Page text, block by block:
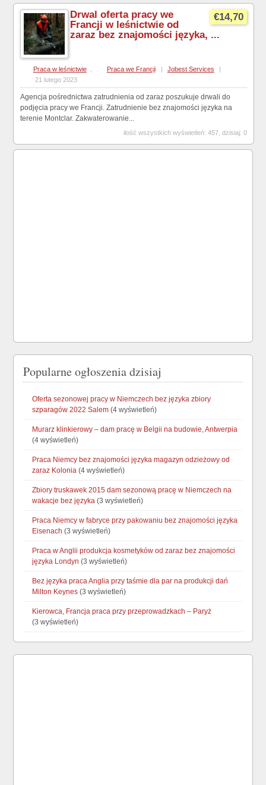
€14,70
Drwal oferta pracy we
Francji w leśnictwie od
zaraz bez znajomości języka, ...
Praca w leśnictwie Praca we Francji | Jobest Services
|
21 lutego 2023
Agencja pośrednictwa zatrudnienia od zaraz poszukuje drwali do
podjęcia pracy we Francji. Zatrudnienie bez znajomości języka na
terenie Montclar. Zakwaterowanie...
ilość wszystkich wyświetleń: 457, dzisiaj: 0
Popularne ogłoszenia dzisiaj
Oferta sezonowej pracy w Niemczech bez języka zbiory
szparagów 2022 Salem (4 wyświetleń)
Murarz klinkierowy – dam pracę w Belgii na budowie, Antwerpia
(4 wyświetleń)
Praca Niemcy bez znajomości języka magazyn odzieżowy od
zaraz Kolonia (4 wyświetleń)
Zbiory truskawek 2015 dam sezonową pracę w Niemczech na
wakacje bez języka (3 wyświetleń)
Praca Niemcy w fabryce przy pakowaniu bez znajomości języka
Eisenach (3 wyświetleń)
Praca w Anglii produkcja kosmetyków od zaraz bez znajomości
języka Londyn (3 wyświetleń)
Bez języka praca Anglia przy taśmie dla par na produkcji dań
Milton Keynes (3 wyświetleń)
Kierowca, Francja praca przy przeprowadzkach – Paryż
(3 wyświetleń)